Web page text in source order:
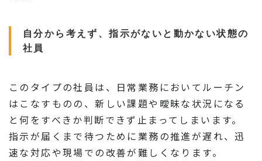
自分から考えず、指示がないと動かない状態の
社員
このタイプの社員は、日常業務においてルーチン
はこなすものの、新しい課題や曖昧な状況になる
と何をすべきか判断できず止まってしまいます。
指示が届くまで待つために業務の推進が遅れ、迅
速な対応や現場での改善が難しくなります。